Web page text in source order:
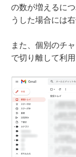
の数が増えるに
うした場合には
また、個別のチ
で切り離して利用